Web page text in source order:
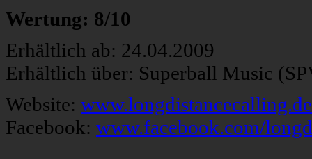
Wertung: 8/10
Erhältlich ab: 24.04.2009
Erhältlich über: Superball Music
Website: www.longdistancecalling.de
Facebook: www.facebook.com/